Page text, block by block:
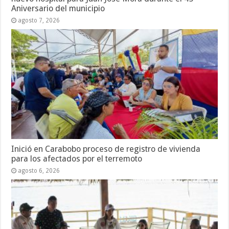
Aniversario del municipio
agosto 7, 2026
Inició en Carabobo proceso de registro de vivienda
para los afectados por el terremoto
agosto 6, 2026